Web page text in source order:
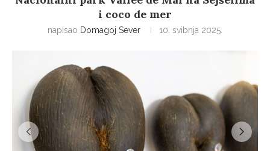
i coco de mer
napisao Domagoj Sever 10. svibnja 2025.